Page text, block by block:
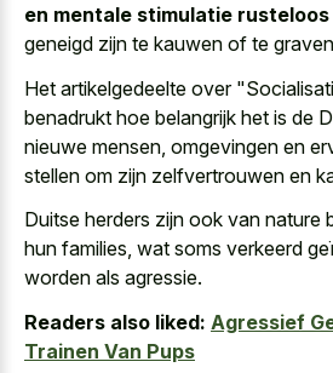
en mentale stimulatie rusteloos
geneigd zijn te kauwen of te
Het artikelgedeelte over
benadrukt hoe belangrijk het is de
nieuwe mensen, omgevingen en
stellen om zijn zelfvertrouwen en
Duitse herders zijn ook van nature
hun families, wat soms verkeerd
worden als agressie.
Readers also liked: Agressief
Trainen Van Pups